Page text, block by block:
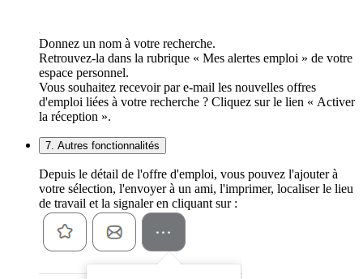
Donnez un nom à votre recherche.
Retrouvez-la dans la rubrique « Mes alertes emploi » de votre
espace personnel.
Vous souhaitez recevoir par e-mail les nouvelles offres
d'emploi liées à votre recherche ? Cliquez sur le lien « Activer
la réception ».
7. Autres fonctionnalités
Depuis le détail de l'offre d'emploi, vous pouvez l'ajouter à
votre sélection, l'envoyer à un ami, l'imprimer, localiser le lieu
de travail et la signaler en cliquant sur :